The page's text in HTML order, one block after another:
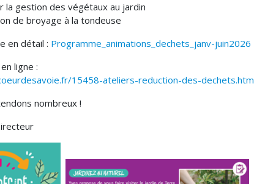
la gestion des végétaux au jardin
de broyage à la tondeuse
en détail : Programme_animations_dechets_janv-juin2026
ligne :
15458-ateliers-reduction-des-dechets.htm
nombreux !